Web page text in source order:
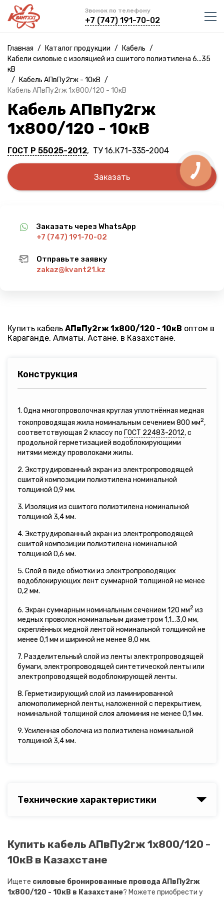
Звонок по телефону
+7 (747) 191-70-02
Главная / Каталог продукции / Кабель /
Кабели силовые с изоляцией из сшитого полиэтилена 6...35
кВ
/
Кабель АПвПу2гж - 10кВ /
Кабель АПвПу2гж 1х800/120 - 10кВ
Кабель АПвПу2гж
1х800/120 - 10кВ
ГОСТ Р 55025-2012, ТУ 16.К71-335-2004
Заказать
Заказать через WhatsApp
+7 (747) 191-70-02
Отправьте заявку
zakaz@kvant21.kz
Купить кабель АПвПу2гж 1х800/120 - 10кВ оптом в
Караганде, Алматы, Астане, в Казахстане.
Конструкция
1. Одна многопроволочная круглая уплотнённая медная
токопроводящая жила номинальным сечением 800 мм2,
соответствующая 2 классу по ГОСТ 22483-2012, с
продольной герметизацией водоблокирующими
нитями между проволоками жилы.
2. Экструдированный экран из электропроводящей
сшитой композиции полиэтилена номинальной
толщиной 0,9 мм.
3. Изоляция из сшитого полиэтилена номинальной
толщиной 3,4 мм.
4. Экструдированный экран из электропроводящей
сшитой композиции полиэтилена номинальной
толщиной 0,6 мм.
5. Слой в виде обмотки из электропроводящих
водоблокирующих лент суммарной толщиной не менее
0,2 мм.
6. Экран суммарным номинальным сечением 120 мм2 из
медных проволок номинальным диаметром 1,1...3,0 мм,
скреплённых медной лентой номинальной толщиной не
менее 0,1 мм и шириной не менее 8,0 мм.
7. Разделительный слой из ленты электропроводящей
бумаги, электропроводящей синтетической ленты или
электропроводящей водоблокирующей ленты.
8. Герметизирующий слой из ламинированной
алюмополимерной ленты, наложенной с перекрытием,
номинальной толщиной слоя алюминия не менее 0,1 мм.
9. Усиленная оболочка из полиэтилена номинальной
толщиной 3,4 мм.
Технические характеристики
Купить кабель АПвПу2гж 1х800/120 -
10кВ в Казахстане
Ищете силовые бронированные провода АПвПу2гж
1х800/120 - 10кВ в Казахстане? Можете приобрести у